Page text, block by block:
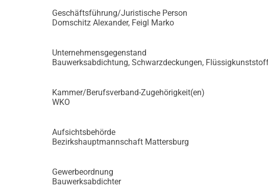
Geschäftsführung/Juristische Person
Domschitz Alexander, Feigl Marko
Unternehmensgegenstand
Bauwerksabdichtung, Schwarzdeckungen,
Kammer/Berufsverband-Zugehörigkeit(en)
WKO
Aufsichtsbehörde
Bezirkshauptmannschaft Mattersburg
Gewerbeordnung
Bauwerksabdichter